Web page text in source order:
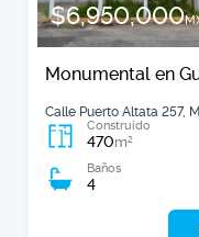
$6,950,000
Monumental en
Calle Puerto Altata 257,
Construido
470m2
Baños
4